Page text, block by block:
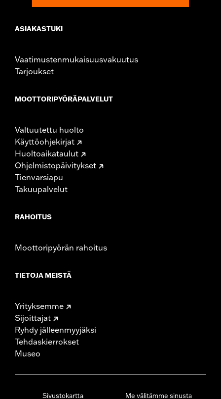
ASIAKASTUKI
Vaatimustenmukaisuusvakuutus
Tarjoukset
MOOTTORIPYÖRÄPALVELUT
Valtuutettu huolto
Käyttöohjekirjat
Huoltoaikataulut
Ohjelmistopäivitykset
Tienvarsiapu
Takuupalvelut
RAHOITUS
Moottoripyörän rahoitus
TIETOJA MEISTÄ
Yrityksemme
Sijoittajat
Ryhdy jälleenmyyjäksi
Tehdaskierrokset
Museo
Sivustokartta Me välitämme sinusta